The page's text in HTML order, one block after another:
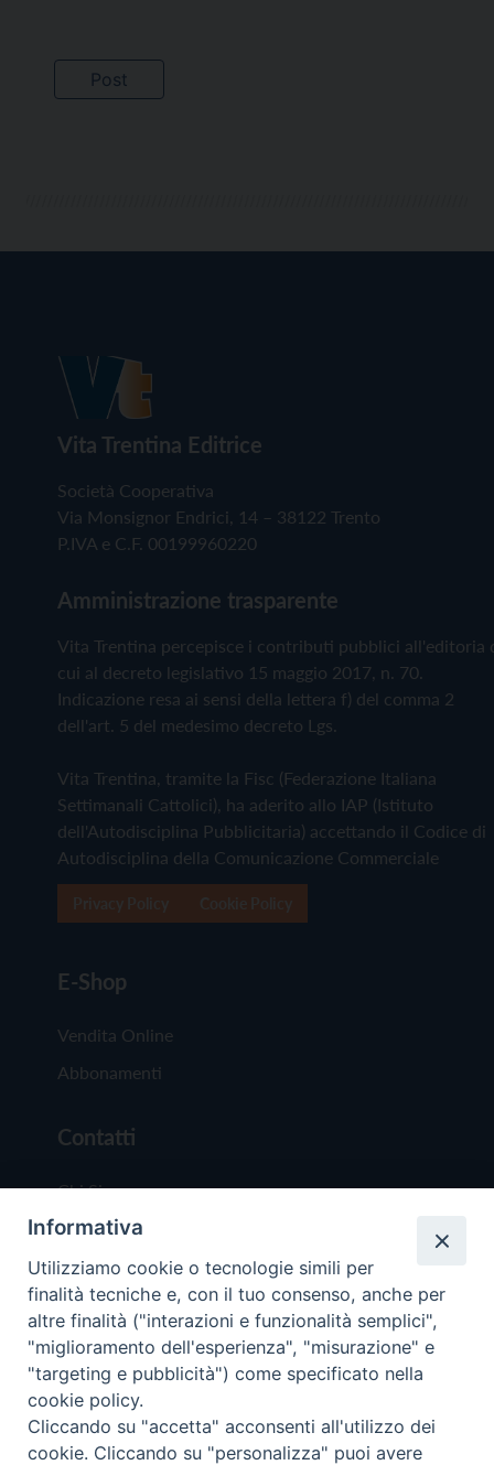
Vita Trentina Editrice
Società Cooperativa
Via Monsignor Endrici, 14 – 38122 Trento
P.IVA e C.F. 00199960220
Amministrazione trasparente
Vita Trentina percepisce i contributi pubblici all'editoria
cui al decreto legislativo 15 maggio 2017, n. 70.
Indicazione resa ai sensi della lettera f) del comma 2
dell'art. 5 del medesimo decreto Lgs.
Vita Trentina, tramite la Fisc (Federazione Italiana
Settimanali Cattolici), ha aderito allo IAP (Istituto
dell'Autodisciplina Pubblicitaria) accettando il Codice di
Autodisciplina della Comunicazione Commerciale
E-Shop
Vendita Online
Abbonamenti
Contatti
Chi Siamo
Redazione
Scrivici
Copyright © 2019 - Tutti i diritti riservati - Vita
Trentina Editrice
Informativa
Utilizziamo cookie o tecnologie simili per
finalità tecniche e, con il tuo consenso, anche per
altre finalità ("interazioni e funzionalità semplici",
"miglioramento dell'esperienza", "misurazione" e
"targeting e pubblicità") come specificato nella
cookie policy.
Cliccando su "accetta" acconsenti all'utilizzo dei
cookie. Cliccando su "personalizza" puoi avere